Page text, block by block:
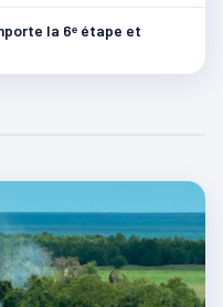
la 6ᵉ étape et